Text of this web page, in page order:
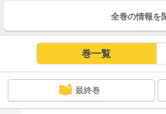
全巻の情報を
巻一覧
最終巻